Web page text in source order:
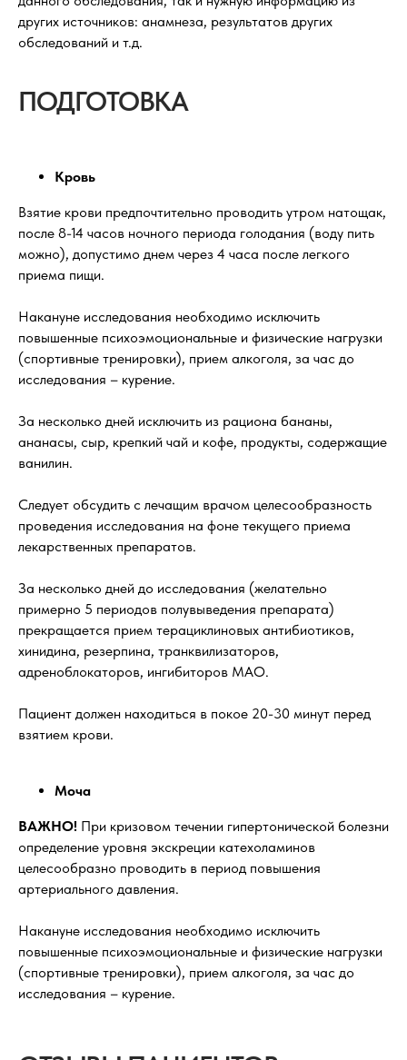
других источников: анамнеза, результатов других
обследований и т.д.
ПОДГОТОВКА
Кровь
Взятие крови предпочтительно проводить утром натощак,
после 8-14 часов ночного периода голодания (воду пить
можно), допустимо днем через 4 часа после легкого
приема пищи.
Накануне исследования необходимо исключить
повышенные психоэмоциональные и физические нагрузки
(спортивные тренировки), прием алкоголя, за час до
исследования – курение.
За несколько дней исключить из рациона бананы,
ананасы, сыр, крепкий чай и кофе, продукты, содержащие
ванилин.
Следует обсудить с лечащим врачом целесообразность
проведения исследования на фоне текущего приема
лекарственных препаратов.
За несколько дней до исследования (желательно
примерно 5 периодов полувыведения препарата)
прекращается прием терациклиновых антибиотиков,
хинидина, резерпина, транквилизаторов,
адреноблокаторов, ингибиторов МАО.
Пациент должен находиться в покое 20-30 минут перед
взятием крови.
Моча
ВАЖНО! При кризовом течении гипертонической болезни
определение уровня экскреции катехоламинов
целесообразно проводить в период повышения
артериального давления.
Накануне исследования необходимо исключить
повышенные психоэмоциональные и физические нагрузки
(спортивные тренировки), прием алкоголя, за час до
исследования – курение.